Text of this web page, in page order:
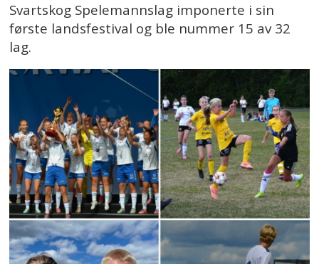
Svartskog Spelemannslag imponerte i sin
første landsfestival og ble nummer 15 av 32
lag.